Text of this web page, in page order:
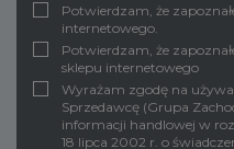
Potwierdzam, że
internetowego.
Potwierdzam, że
sklepu internetowego
Wyrażam zgodę na
Sprzedawcę (Grupa
informacji handlowej w
18 lipca 2002 r. o